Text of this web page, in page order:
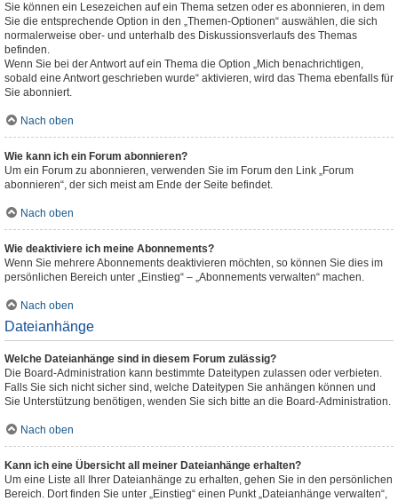
Sie können ein Lesezeichen auf ein Thema setzen oder es abonnieren, in dem
Sie die entsprechende Option in den „Themen-Optionen“ auswählen, die sich
normalerweise ober- und unterhalb des Diskussionsverlaufs des Themas
befinden.
Wenn Sie bei der Antwort auf ein Thema die Option „Mich benachrichtigen,
sobald eine Antwort geschrieben wurde“ aktivieren, wird das Thema ebenfalls für
Sie abonniert.
Nach oben
Wie kann ich ein Forum abonnieren?
Um ein Forum zu abonnieren, verwenden Sie im Forum den Link „Forum
abonnieren“, der sich meist am Ende der Seite befindet.
Nach oben
Wie deaktiviere ich meine Abonnements?
Wenn Sie mehrere Abonnements deaktivieren möchten, so können Sie dies im
persönlichen Bereich unter „Einstieg“ – „Abonnements verwalten“ machen.
Nach oben
Dateianhänge
Welche Dateianhänge sind in diesem Forum zulässig?
Die Board-Administration kann bestimmte Dateitypen zulassen oder verbieten.
Falls Sie sich nicht sicher sind, welche Dateitypen Sie anhängen können und
Sie Unterstützung benötigen, wenden Sie sich bitte an die Board-Administration.
Nach oben
Kann ich eine Übersicht all meiner Dateianhänge erhalten?
Um eine Liste all Ihrer Dateianhänge zu erhalten, gehen Sie in den persönlichen
Bereich. Dort finden Sie unter „Einstieg“ einen Punkt „Dateianhänge verwalten“,